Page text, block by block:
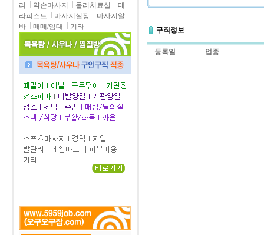
리
약손마사지 물리치료실
테
라피스트
마사지실장
마사지알
바
매매/임대 기타 구직정보
등록일 업종